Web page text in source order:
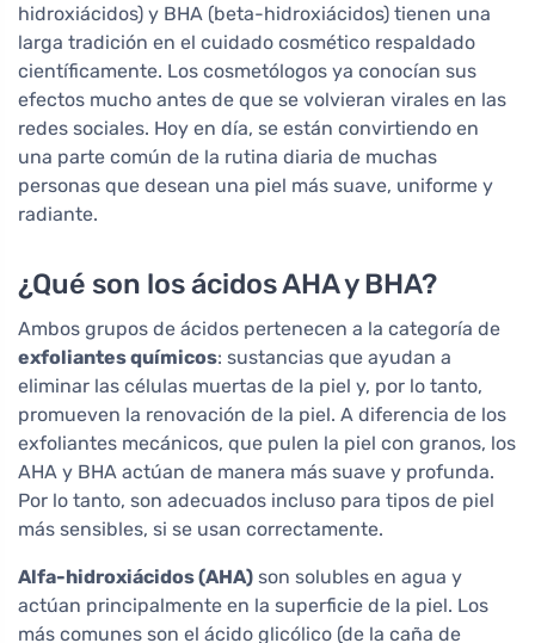
hidroxiácidos) y BHA (beta-hidroxiácidos) tienen una
larga tradición en el cuidado cosmético respaldado
científicamente. Los cosmetólogos ya conocían sus
efectos mucho antes de que se volvieran virales en las
redes sociales. Hoy en día, se están convirtiendo en
una parte común de la rutina diaria de muchas
personas que desean una piel más suave, uniforme y
radiante.
¿Qué son los ácidos AHA y BHA?
Ambos grupos de ácidos pertenecen a la categoría de
exfoliantes químicos: sustancias que ayudan a
eliminar las células muertas de la piel y, por lo tanto,
promueven la renovación de la piel. A diferencia de los
exfoliantes mecánicos, que pulen la piel con granos, los
AHA y BHA actúan de manera más suave y profunda.
Por lo tanto, son adecuados incluso para tipos de piel
más sensibles, si se usan correctamente.
Alfa-hidroxiácidos (AHA) son solubles en agua y
actúan principalmente en la superficie de la piel. Los
más comunes son el ácido glicólico (de la caña de